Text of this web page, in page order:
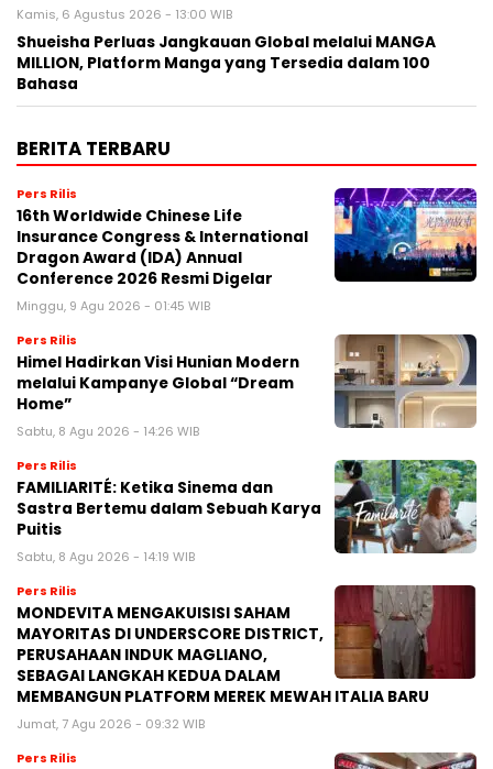
Kamis, 6 Agustus 2026 - 13:00 WIB
Shueisha Perluas Jangkauan Global melalui MANGA
MILLION, Platform Manga yang Tersedia dalam 100
Bahasa
BERITA TERBARU
Pers Rilis
16th Worldwide Chinese Life
Insurance Congress & International
Dragon Award (IDA) Annual
Conference 2026 Resmi Digelar
Minggu, 9 Agu 2026 - 01:45 WIB
Pers Rilis
Himel Hadirkan Visi Hunian Modern
melalui Kampanye Global “Dream
Home”
Sabtu, 8 Agu 2026 - 14:26 WIB
Pers Rilis
FAMILIARITÉ: Ketika Sinema dan
Sastra Bertemu dalam Sebuah Karya
Puitis
Sabtu, 8 Agu 2026 - 14:19 WIB
Pers Rilis
MONDEVITA MENGAKUISISI SAHAM
MAYORITAS DI UNDERSCORE DISTRICT,
PERUSAHAAN INDUK MAGLIANO,
SEBAGAI LANGKAH KEDUA DALAM
MEMBANGUN PLATFORM MEREK MEWAH ITALIA BARU
Jumat, 7 Agu 2026 - 09:32 WIB
Pers Rilis